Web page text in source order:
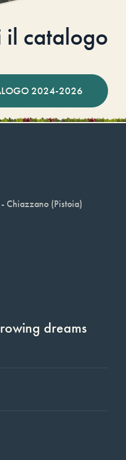
il catalogo
2024-2026
(Pistoia)
dreams